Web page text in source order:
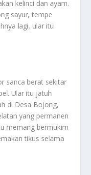
kelinci dan ayam.
sayur, tempe
lagi, ular itu
sanca berat sekitar
Ular itu jatuh
di Desa Bojong,
yang permanen
memang bermukim
tikus selama